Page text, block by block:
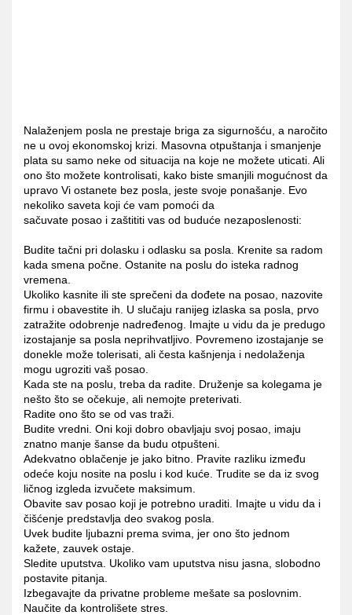
Nalaženjem posla ne prestaje briga za sigurnošću, a naročito
ne u ovoj ekonomskoj krizi. Masovna otpuštanja i smanjenje
plata su samo neke od situacija na koje ne možete uticati. Ali
ono što možete kontrolisati, kako biste smanjili mogućnost da
upravo Vi ostanete bez posla, jeste svoje ponašanje. Evo
nekoliko saveta koji će vam pomoći da
sačuvate posao i zaštititi vas od buduće nezaposlenosti:
Budite tačni pri dolasku i odlasku sa posla. Krenite sa radom
kada smena počne. Ostanite na poslu do isteka radnog
vremena.
Ukoliko kasnite ili ste sprečeni da dođete na posao, nazovite
firmu i obavestite ih. U slučaju ranijeg izlaska sa posla, prvo
zatražite odobrenje nadređenog. Imajte u vidu da je predugo
izostajanje sa posla neprihvatljivo. Povremeno izostajanje se
donekle može tolerisati, ali česta kašnjenja i nedolaženja
mogu ugroziti vaš posao.
Kada ste na poslu, treba da radite. Druženje sa kolegama je
nešto što se očekuje, ali nemojte preterivati.
Radite ono što se od vas traži.
Budite vredni. Oni koji dobro obavljaju svoj posao, imaju
znatno manje šanse da budu otpušteni.
Adekvatno oblačenje je jako bitno. Pravite razliku između
odeće koju nosite na poslu i kod kuće. Trudite se da iz svog
ličnog izgleda izvučete maksimum.
Obavite sav posao koji je potrebno uraditi. Imajte u vidu da i
čišćenje predstavlja deo svakog posla.
Uvek budite ljubazni prema svima, jer ono što jednom
kažete, zauvek ostaje.
Sledite uputstva. Ukoliko vam uputstva nisu jasna, slobodno
postavite pitanja.
Izbegavajte da privatne probleme mešate sa poslovnim.
Naučite da kontrolišete stres.